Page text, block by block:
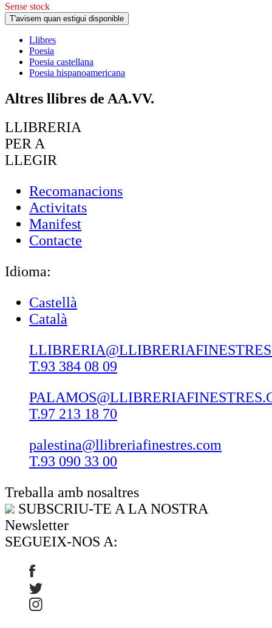
Sense stock
T'avisem quan estigui disponible
Llibres
Poesia
Poesia castellana
Poesia hispanoamericana
Altres llibres de AA.VV.
LLIBRERIA
PER A
LLEGIR
Recomanacions
Activitats
Manifest
Contacte
Idioma:
Castellà
Català
T.93 384 08 09
T.97 213 18 70
palestina@llibreriafinestres.com
T.93 090 33 00
Treballa amb nosaltres
SUBSCRIU-TE A LA NOSTRA
Newsletter
SEGUEIX-NOS A: